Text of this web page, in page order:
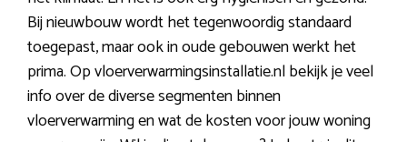
Bij nieuwbouw wordt het tegenwoordig standaard
toegepast, maar ook in oude gebouwen werkt het
prima. Op vloerverwarmingsinstallatie.nl bekijk je veel
info over de diverse segmenten binnen
vloerverwarming en wat de kosten voor jouw woning